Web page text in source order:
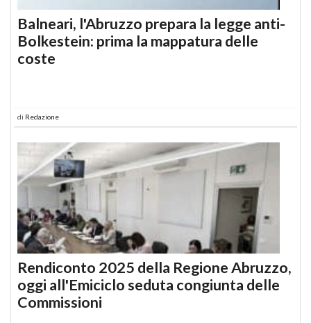
Balneari, l'Abruzzo prepara la legge anti-
Bolkestein: prima la mappatura delle
coste
di Redazione
Rendiconto 2025 della Regione Abruzzo,
oggi all'Emiciclo seduta congiunta delle
Commissioni